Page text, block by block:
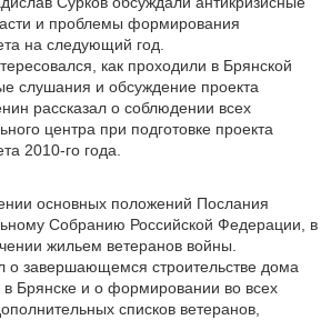
и проблемы формирования
на следующий год.
как проходили в Брянской
слушания и обсуждение проекта
рассказал о соблюдении всех
центра при подготовке проекта
2010-го года.
основных положений Послания
Собранию Российской Федерации, в
жильем ветеранов войны.
о завершающемся строительстве дома
Брянске и о формировании во всех
списков ветеранов,